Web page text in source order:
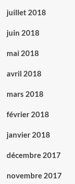
juillet 2018
juin 2018
mai 2018
avril 2018
mars 2018
février 2018
janvier 2018
décembre 2017
novembre 2017